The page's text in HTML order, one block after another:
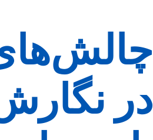
در